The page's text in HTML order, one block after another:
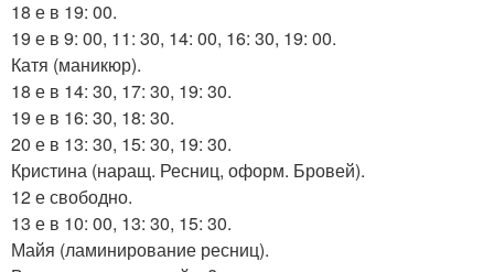
18 е в 19: 00.
19 е в 9: 00, 11: 30, 14: 00, 16: 30, 19: 00.
Катя (маникюр).
18 е в 14: 30, 17: 30, 19: 30.
19 е в 16: 30, 18: 30.
20 е в 13: 30, 15: 30, 19: 30.
Кристина (наращ. Ресниц, оформ. Бровей).
12 е свободно.
13 е в 10: 00, 13: 30, 15: 30.
Майя (ламинирование ресниц).